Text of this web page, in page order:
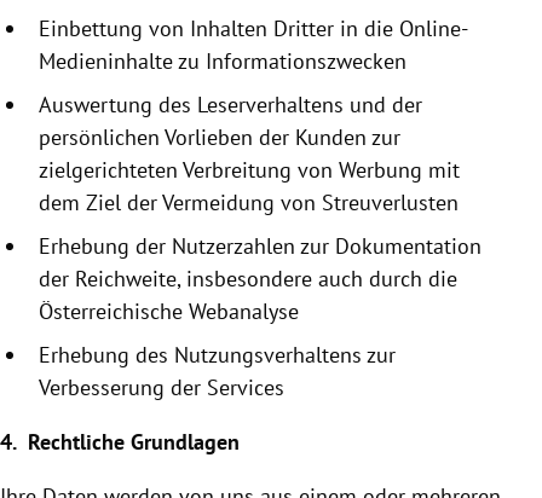
Einbettung von Inhalten Dritter in die Online-
Medieninhalte zu Informationszwecken
Auswertung des Leserverhaltens und der
persönlichen Vorlieben der Kunden zur
zielgerichteten Verbreitung von Werbung mit
dem Ziel der Vermeidung von Streuverlusten
Erhebung der Nutzerzahlen zur Dokumentation
der Reichweite, insbesondere auch durch die
Österreichische Webanalyse
Erhebung des Nutzungsverhaltens zur
Verbesserung der Services
4. Rechtliche Grundlagen